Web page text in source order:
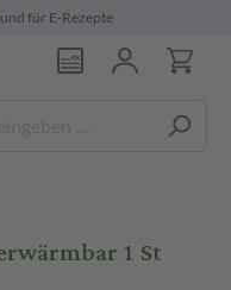
für E-Rezepte
1 St